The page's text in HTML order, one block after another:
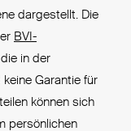
dargestellt. Die
BVI-
in der
Garantie für
können sich
persönlichen